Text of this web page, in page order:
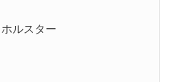
ルスター